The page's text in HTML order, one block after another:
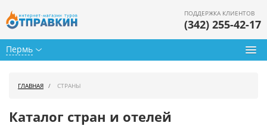
Пермь
ПОДДЕРЖКА КЛИЕНТОВ
(342) 255-42-17
ГЛАВНАЯ СТРАНЫ
Каталог стран и отелей